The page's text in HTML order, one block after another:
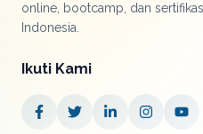
online, bootcamp, dan
Indonesia.
Ikuti Kami